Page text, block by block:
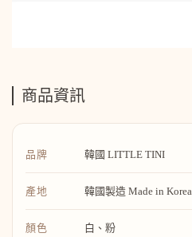
商品資訊
品牌 韓國 LITTLE TINI
產地 韓國製造 Made in Korea
顏色 白、粉